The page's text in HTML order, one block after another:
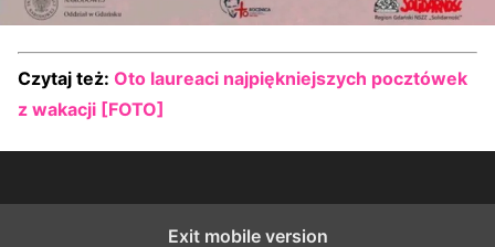
Czytaj też: Oto laureaci najpiękniejszych pocztówek
z wakacji [FOTO]
Exit mobile version